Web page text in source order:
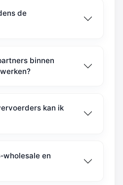
de
binnen
kan ik
en